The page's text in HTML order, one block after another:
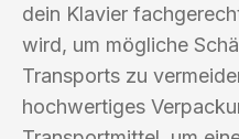
dein Klavier
wird, um mögliche
Transports zu
hochwertiges